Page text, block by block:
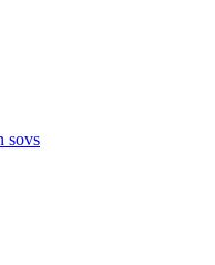
sovs